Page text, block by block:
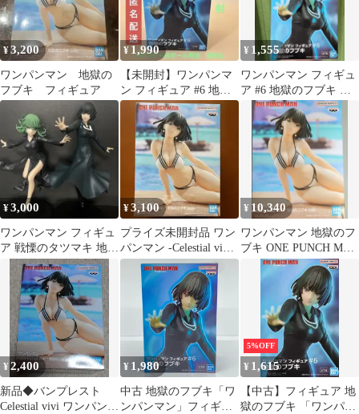
¥3,200
ワンパンマン 地獄の
フブキ フィギュア
¥ 1,990
【未開封】ワンパンマ
ン フィギュア #6 地獄
のフブキ
¥ 1,555
ワンパンマン フィギュ
ア #6 地獄のフブキ バ
ンプレスト
¥3,000
ワンパンマン フィギュ
ア 戦慄のタツマキ 地獄
のフブキ 2体セット
¥3,100
プライズ未開封品 ワン
パンマン -Celestial vivi-
地獄のフブキ
¥ 10,340
ワンパンマン 地獄のフ
ブキ ONE PUNCH MAN
フィギュア
¥2,400
新品◆バンプレスト
Celestial vivi ワンパンマ
¥ 1,980
中古 地獄のフブキ「ワ
ンパンマン」フィギュ
5%OFF
¥ 1,615
【中古】フィギュア 地
獄のフブキ 「ワンパン